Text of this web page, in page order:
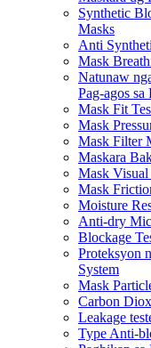
Synthetic
Masks
Anti
Mask
Natunaw
Pag-agos sa
Mask Fit
Mask
Mask Filter
Maskara
Mask Visual
Mask
Moisture
Anti-dry
Blockage
Proteksyon
System
Mask
Carbon
Leakage
Type Anti-